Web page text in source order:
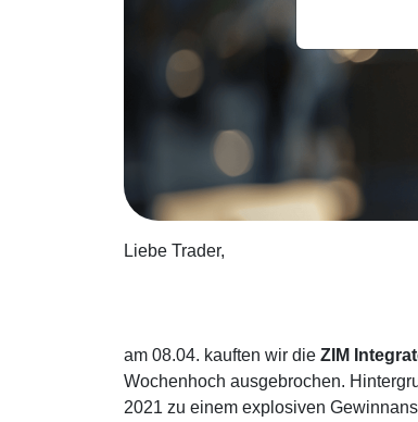
Liebe Trader,
am 08.04. kauften wir die ZIM
Wochenhoch ausgebrochen.
2021 zu einem explosiven